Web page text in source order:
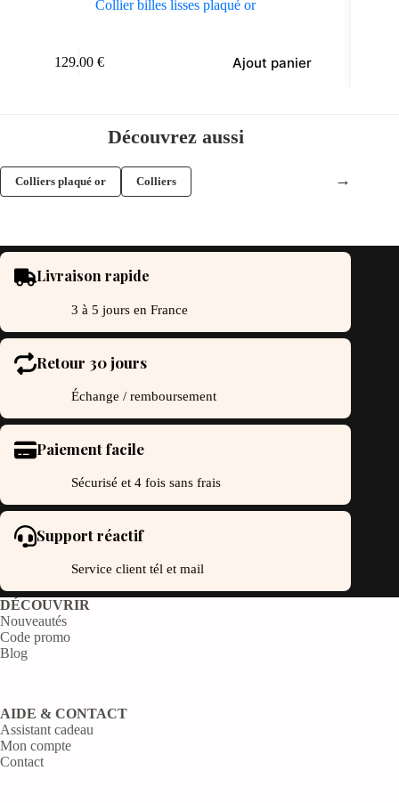
Collier billes lisses plaqué or
129.00 € Ajout panier
Découvrez aussi
Colliers plaqué or Colliers →
Livraison rapide
3 à 5 jours en France
Retour 30 jours
Échange / remboursement
Paiement facile
Sécurisé et 4 fois sans frais
Support réactif
Service client tél et mail
DÉCOUVRIR
Nouveautés
Code promo
Blog
AIDE & CONTACT
Assistant cadeau
Mon compte
Contact